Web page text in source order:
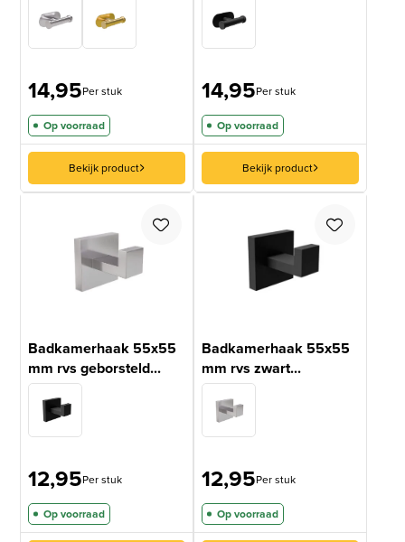
14,95Per stuk
Op voorraad
Bekijk product
14,95Per stuk
Op voorraad
Bekijk product
Badkamerhaak 55x55
mm rvs geborsteld...
12,95Per stuk
Op voorraad
Badkamerhaak 55x55
mm rvs zwart...
12,95Per stuk
Op voorraad